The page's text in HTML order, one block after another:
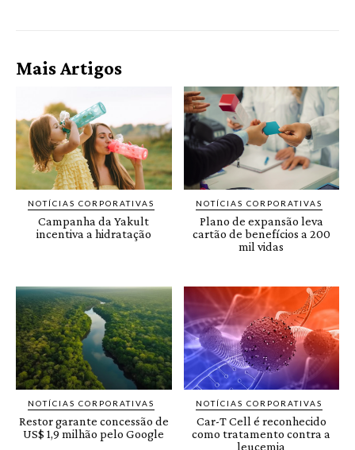
Mais Artigos
NOTÍCIAS CORPORATIVAS
Campanha da Yakult
incentiva a hidratação
NOTÍCIAS CORPORATIVAS
Plano de expansão leva
cartão de benefícios a 200
mil vidas
NOTÍCIAS CORPORATIVAS
Restor garante concessão de
US$ 1,9 milhão pelo Google
NOTÍCIAS CORPORATIVAS
Car-T Cell é reconhecido
como tratamento contra a
leucemia